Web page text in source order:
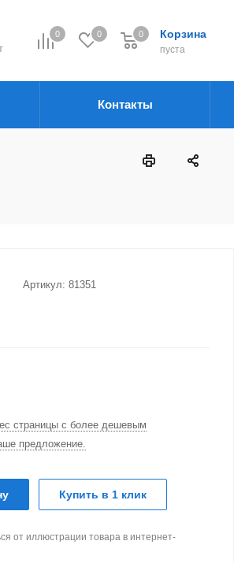
0 0 Корзина
пуста
0
Контакты
Артикул: 81351
страницы с более дешевым
предложение.
Купить в 1 клик
от иллюстрации товара в интернет-